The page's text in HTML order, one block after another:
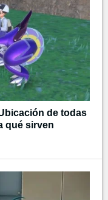
de todas
qué sirven